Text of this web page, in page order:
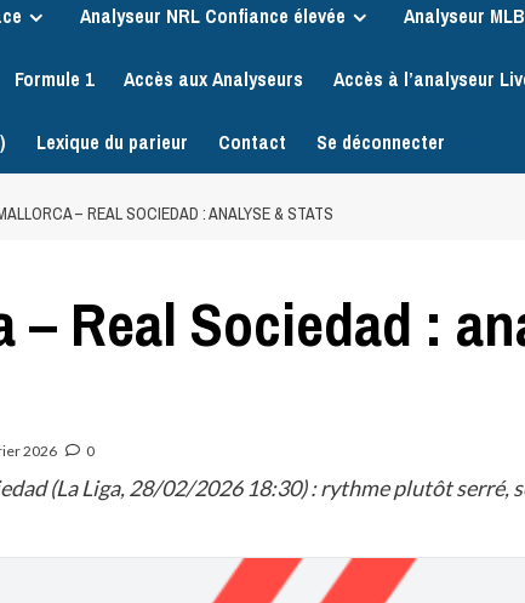
Analyseur NRL Confiance élevée Analyseur MLB
Formule 1 Accès aux Analyseurs Accès à l’analyseur
Lexique du parieur Contact Se déconnecter
– REAL SOCIEDAD : ANALYSE & STATS
– Real Sociedad :
2026 0
(La Liga, 28/02/2026 18:30) : rythme plutôt serré,